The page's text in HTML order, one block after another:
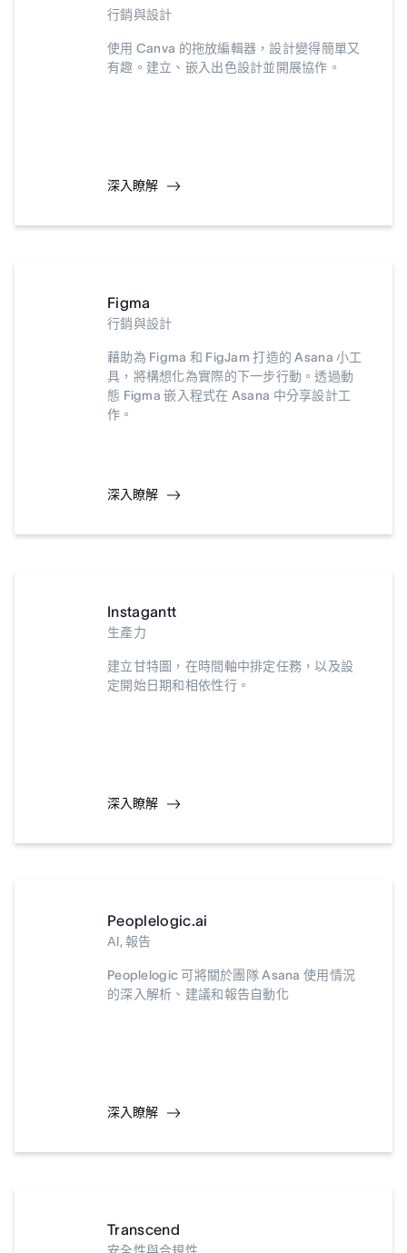
行銷與設計
使用 Canva 的拖放編輯器，設計變得簡單又
有趣。建立、嵌入出色設計並開展協作。
深入瞭解
Figma
行銷與設計
藉助為 Figma 和 FigJam 打造的 Asana 小工
具，將構想化為實際的下一步行動。透過動
態 Figma 嵌入程式在 Asana 中分享設計工
作。
深入瞭解
Instagantt
生產力
建立甘特圖，在時間軸中排定任務，以及設
定開始日期和相依性行。
深入瞭解
Peoplelogic.ai
AI, 報告
Peoplelogic 可將關於團隊 Asana 使用情況
的深入解析、建議和報告自動化
深入瞭解
Transcend